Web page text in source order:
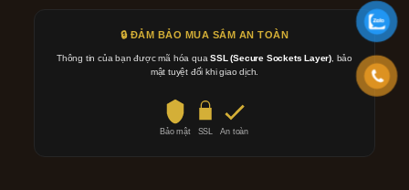
🔒 ĐẢM BẢO MUA SẮM AN TOÀN
Thông tin của bạn được mã hóa quaSSL (Secure Sockets Layer), bảo
mật tuyệt đối khi giao dịch.
Bảo mật SSL An toàn